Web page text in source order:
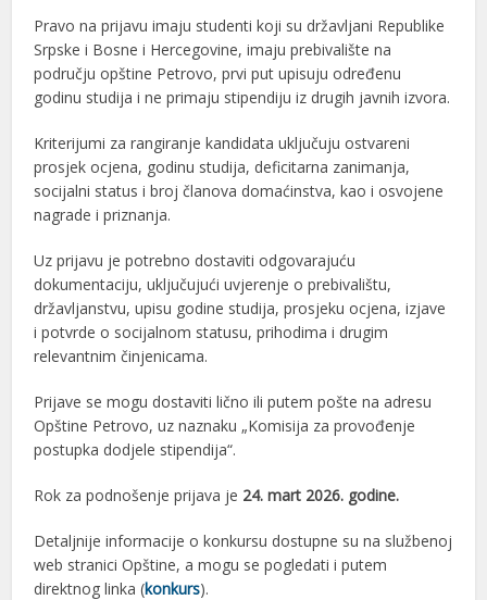
Pravo na prijavu imaju studenti koji su državljani Republike
Srpske i Bosne i Hercegovine, imaju prebivalište na
području opštine Petrovo, prvi put upisuju određenu
godinu studija i ne primaju stipendiju iz drugih javnih izvora.
Kriterijumi za rangiranje kandidata uključuju ostvareni
prosjek ocjena, godinu studija, deficitarna zanimanja,
socijalni status i broj članova domaćinstva, kao i osvojene
nagrade i priznanja.
Uz prijavu je potrebno dostaviti odgovarajuću
dokumentaciju, uključujući uvjerenje o prebivalištu,
državljanstvu, upisu godine studija, prosjeku ocjena, izjave
i potvrde o socijalnom statusu, prihodima i drugim
relevantnim činjenicama.
Prijave se mogu dostaviti lično ili putem pošte na adresu
Opštine Petrovo, uz naznaku „Komisija za provođenje
postupka dodjele stipendija“.
Rok za podnošenje prijava je 24. mart 2026. godine.
Detaljnije informacije o konkursu dostupne su na službenoj
web stranici Opštine, a mogu se pogledati i putem
direktnog linka (konkurs).